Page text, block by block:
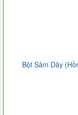
Bột Sâm Dây